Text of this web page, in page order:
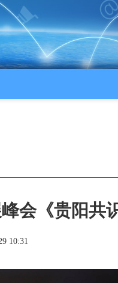
会《贵阳共
10:31